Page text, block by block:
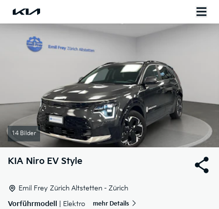
14 Bilder
KIA Niro EV Style
Emil Frey Zürich Altstetten - Zürich
Vorführmodell
| Elektro mehr Details